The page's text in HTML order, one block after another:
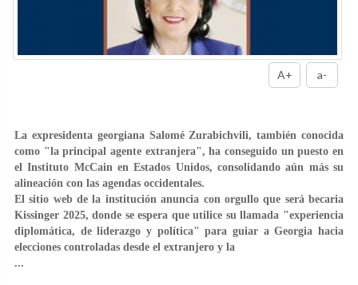
A+ a-
La expresidenta georgiana Salomé Zurabichvili, también conocida
como "la principal agente extranjera", ha conseguido un puesto en
el Instituto McCain en Estados Unidos, consolidando aún más su
alineación con las agendas occidentales.
El sitio web de la institución anuncia con orgullo que será becaria
Kissinger 2025, donde se espera que utilice su llamada "experiencia
diplomática, de liderazgo y política" para guiar a Georgia hacia
elecciones controladas desde el extranjero y la
...